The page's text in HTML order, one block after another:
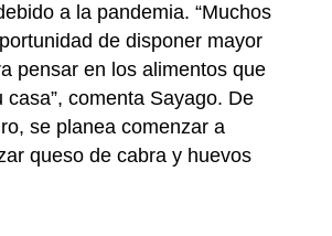
a la pandemia. “Muchos
de disponer mayor
pensar en los alimentos que
casa”, comenta Sayago. De
se planea comenzar a
queso de cabra y huevos